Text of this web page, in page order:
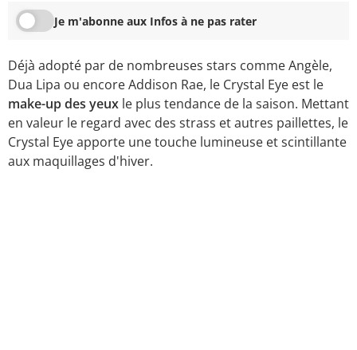
Je m'abonne aux Infos à ne pas rater
Déjà adopté par de nombreuses stars comme Angèle,
Dua Lipa ou encore Addison Rae, le Crystal Eye est le
make-up des yeux le plus tendance de la saison. Mettant
en valeur le regard avec des strass et autres paillettes, le
Crystal Eye apporte une touche lumineuse et scintillante
aux maquillages d'hiver.